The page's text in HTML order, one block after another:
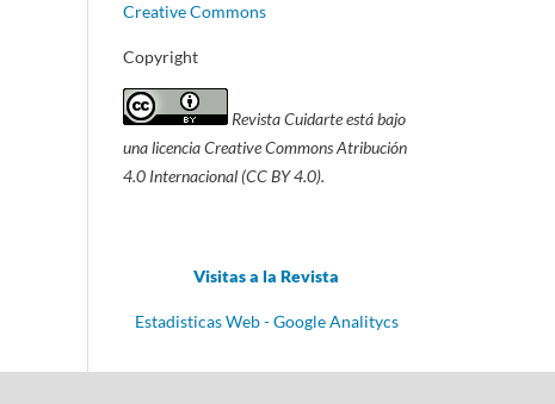
Creative Commons
Copyright
Revista Cuidarte está bajo
una licencia Creative Commons Atribución
4.0 Internacional (CC BY 4.0).
Visitas a la Revista
Estadisticas Web - Google Analitycs